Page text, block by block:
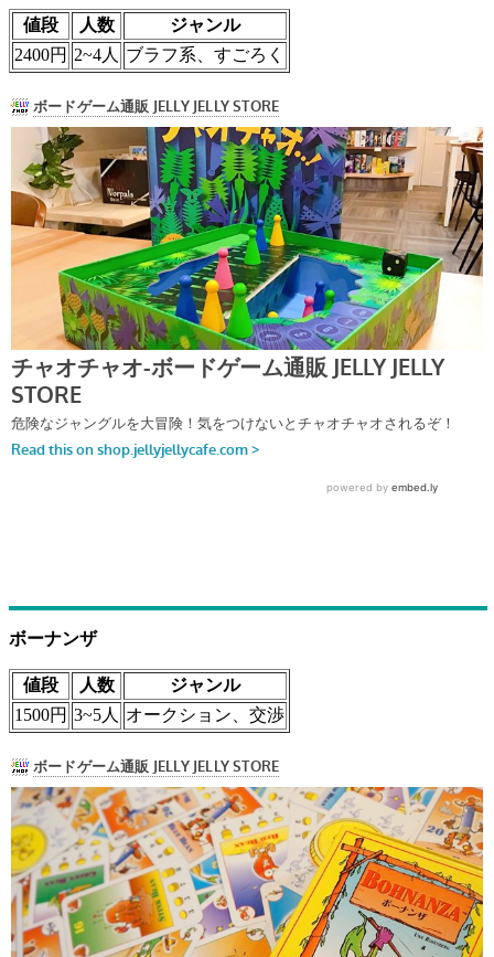
値段 人数
ジャンル
2400円 2~4人 ブラフ系、すごろく
ボーナンザ
値段 人数
ジャンル
1500円 3~5人 オークション、交渉